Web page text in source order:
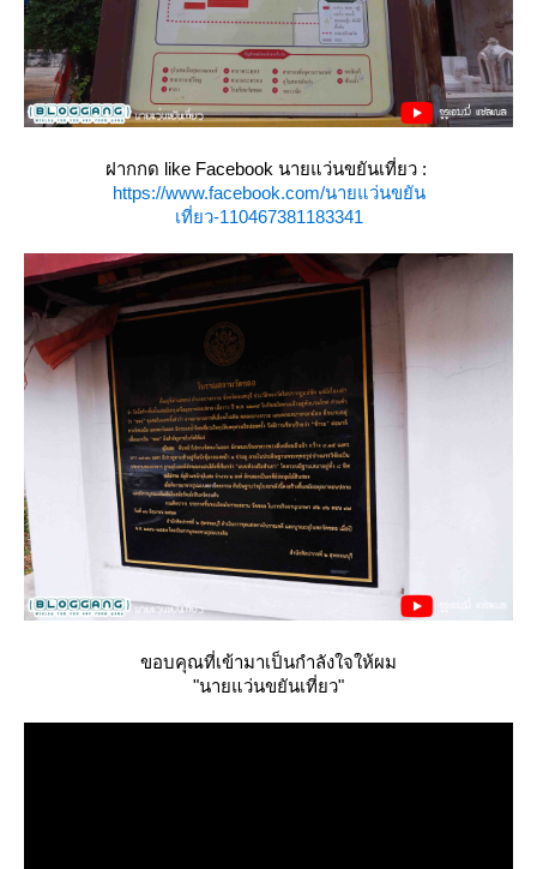
ฝากกด like Facebook นายแว่นขยันเที่ยว :
https://www.facebook.com/นายแว่นขยัน
เที่ยว-110467381183341
ขอบคุณที่เข้ามาเป็นกำลังใจให้ผม
"นายแว่นขยันเที่ยว"